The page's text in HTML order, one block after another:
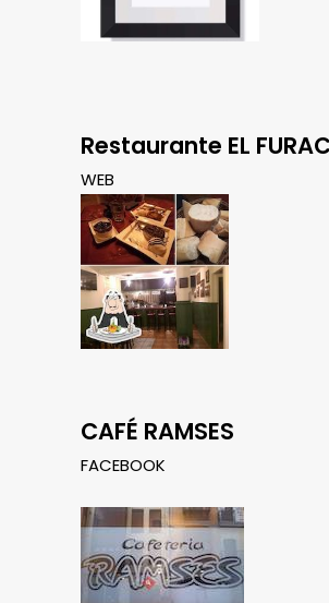
Restaurante EL
WEB
CAFÉ RAMSES
FACEBOOK